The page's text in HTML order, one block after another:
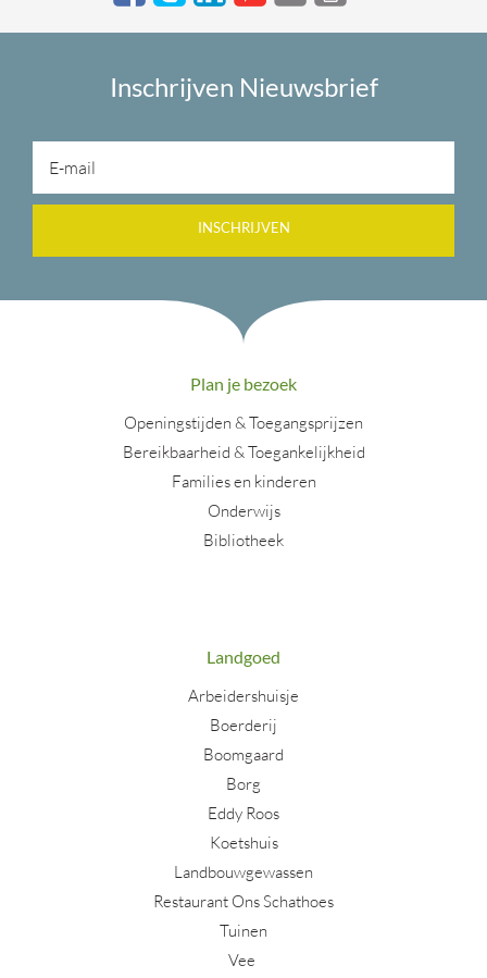
Inschrijven Nieuwsbrief
INSCHRIJVEN
Plan je bezoek
Openingstijden & Toegangsprijzen
Bereikbaarheid & Toegankelijkheid
Families en kinderen
Onderwijs
Bibliotheek
Landgoed
Arbeidershuisje
Boerderij
Boomgaard
Borg
Eddy Roos
Koetshuis
Landbouwgewassen
Restaurant Ons Schathoes
Tuinen
Vee